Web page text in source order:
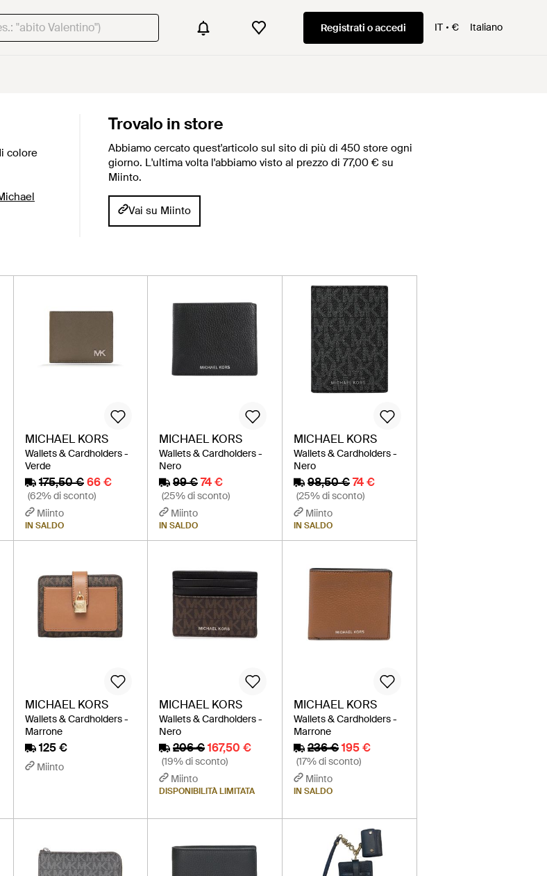
Registrati o accedi IT € Italiano
colore
Trovalo in store
Abbiamo cercato quest'articolo sul sito di più di 450 store ogni
giorno. L'ultima volta l'abbiamo visto al prezzo di 77,00 € su
Miinto.
Vai su Miinto
MICHAEL KORS
Wallets & Cardholders -
Verde
175,50 € 66 €
(62% di sconto)
Miinto
IN SALDO
MICHAEL KORS
Wallets & Cardholders -
Nero
99 € 74 €
(25% di sconto)
Miinto
IN SALDO
MICHAEL KORS
Wallets & Cardholders -
Nero
98,50 €74 €
(25% di sconto)
Miinto
IN SALDO
MICHAEL KORS
Wallets & Cardholders -
Marrone
125 €
Miinto
MICHAEL KORS
Wallets & Cardholders -
Nero
206 € 167,50 €
(19% di sconto)
Miinto
DISPONIBILITÀ LIMITATA
MICHAEL KORS
Wallets & Cardholders -
Marrone
236 €195 €
(17% di sconto)
Miinto
IN SALDO